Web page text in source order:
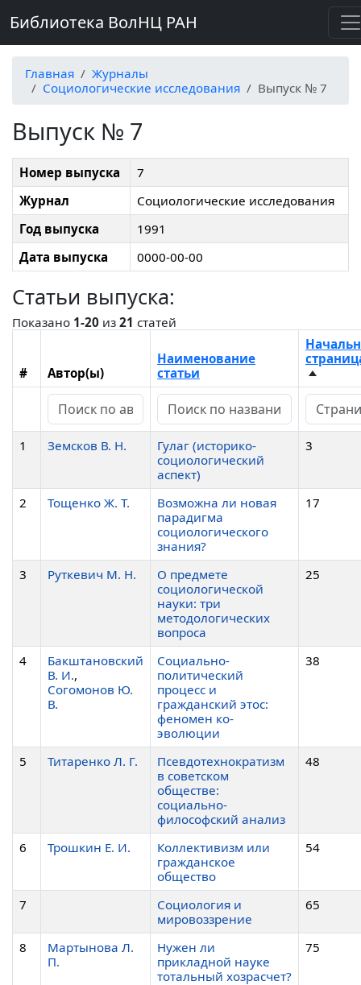
Библиотека ВолНЦ РАН
Главная
Журналы
Социологические исследования
Выпуск № 7
Выпуск № 7
Номер выпуска
7
Журнал
Социологические исследования
Год выпуска
1991
Дата выпуска
0000-00-00
Статьи выпуска:
Показано 1-20 из 21 статей
# Автор(ы)
Наименование
статьи
1 Земсков В. Н.
Гулаг (историко-
социологический
аспект)
3
2 Тощенко Ж. Т.
Возможна ли новая
парадигма
социологического
знания?
17
3 Руткевич М. Н.
О предмете
социологической
науки: три
методологических
вопроса
25
4
Бакштановский
В. И.,
Согомонов Ю.
В.
Социально-
политический
процесс и
гражданский этос:
феномен ко-
эволюции
38
5 Титаренко Л. Г.
Псевдотехнократизм
в советском
обществе:
социально-
философский анализ
48
6 Трошкин Е. И.
Коллективизм или
гражданское
общество
54
7
Социология и
мировоззрение
65
8
Мартынова Л.
П.
Нужен ли
прикладной науке
тотальный хозрасчет?
75